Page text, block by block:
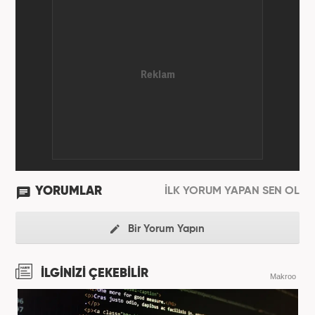
YORUMLAR İLK YORUM YAPAN SEN OL
Bir Yorum Yapın
İLGİNİZİ ÇEKEBİLİR Makroo